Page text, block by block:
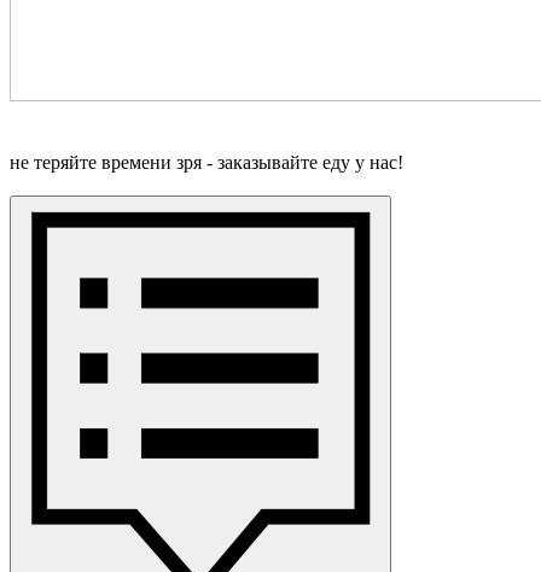
не теряйте времени зря - заказывайте еду у нас!